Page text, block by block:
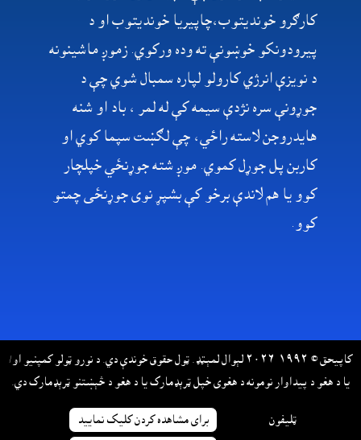
کارګرو خوندیتوب،‌چاپيريا خونديتوب او د
پیرودونکو خوښونې ته وده ورکوي. زموږ ماشینونه
د نويزې انرژي کارولو لپاره سمبال شوي چې د
جوړونې سره نژدې سيمه کې له لمر ، باد او شنه
هایدروجن لاسته راځي، چې لګښت سپما کوي او
کاربن پل جوړل کموي. موږ شته جوړنځي خپلچار
کوو يا هم لاندې برخو کې بشپړ نوى جوړنځى چمتو
کوو.‌
کاپيحق © ١٩٩٢-٢٠٢٦ لېوال لمېټډ. ټول حقوق خوندې دي. د نورو ټولو کمپنيو او/
يا د هغو د پيداوار نومونه د هغوى خپل ټرېډمارک يا د هغو د څېښتنو ټرېډمارک دي.
ټليفون براى مشاهده کردن کليک نماييد